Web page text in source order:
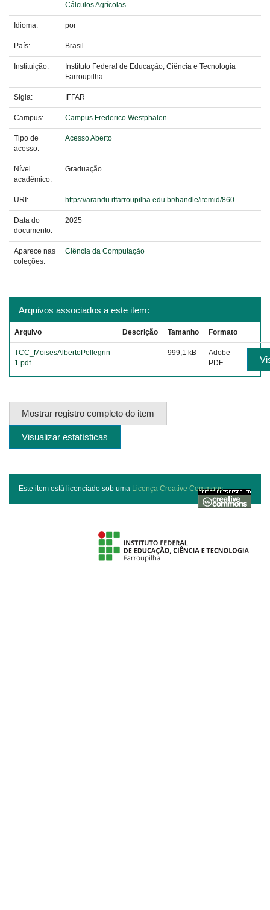
Cálculos Agrícolas
Idioma: por
País: Brasil
Instituição:
Instituto Federal de Educação, Ciência e Tecnologia
Farroupilha
Sigla: IFFAR
Campus: Campus Frederico Westphalen
Tipo de
acesso:
Acesso Aberto
Nível
acadêmico:
Graduação
URI: https://arandu.iffarroupilha.edu.br/handle/itemid/860
Data do
documento:
2025
Aparece nas
coleções:
Ciência da Computação
Arquivos associados a este item:
Arquivo Descrição Tamanho Formato
TCC_MoisesAlbertoPellegrin-
1.pdf
999,1 kB
Adobe
PDF
Mostrar registro completo do item
Visualizar estatísticas
Este item está licenciado sob uma Licença Creative Commons